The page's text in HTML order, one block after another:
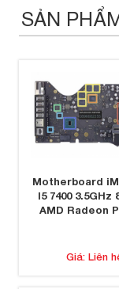
SẢN
Motherboard
I5 7400 3.5GHz
AMD Radeon
Giá: Liên